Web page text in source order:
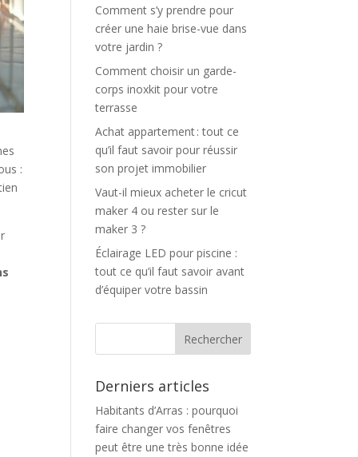
:
Comment s’y prendre pour
créer une haie brise-vue dans
votre jardin ?
Comment choisir un garde-
corps inoxkit pour votre
terrasse
Achat appartement : tout ce
qu’il faut savoir pour réussir
son projet immobilier
Vaut-il mieux acheter le cricut
maker 4 ou rester sur le
maker 3 ?
Éclairage LED pour piscine :
tout ce qu’il faut savoir avant
d’équiper votre bassin
Derniers articles
Habitants d’Arras : pourquoi
faire changer vos fenêtres
peut être une très bonne idée